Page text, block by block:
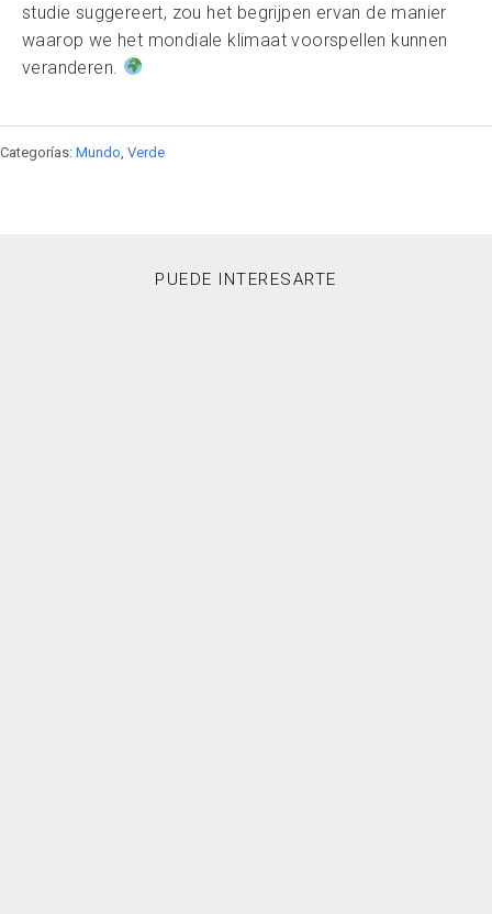
studie suggereert, zou het begrijpen ervan de manier
waarop we het mondiale klimaat voorspellen kunnen
veranderen.
Categorías: Mundo Verde
PUEDE INTERESARTE